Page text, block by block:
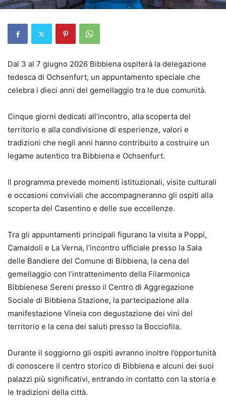
Dal 3 al 7 giugno 2026 Bibbiena ospiterà la delegazione
tedesca di Ochsenfurt, un appuntamento speciale che
celebra i dieci anni del gemellaggio tra le due comunità.
Cinque giorni dedicati all’incontro, alla scoperta del
territorio e alla condivisione di esperienze, valori e
tradizioni che negli anni hanno contribuito a costruire un
legame autentico tra Bibbiena e Ochsenfurt.
Il programma prevede momenti istituzionali, visite culturali
e occasioni conviviali che accompagneranno gli ospiti alla
scoperta del Casentino e delle sue eccellenze.
Tra gli appuntamenti principali figurano la visita a Poppi,
Camaldoli e La Verna, l’incontro ufficiale presso la Sala
delle Bandiere del Comune di Bibbiena, la cena del
gemellaggio con l’intrattenimento della Filarmonica
Bibbienese Sereni presso il Centro di Aggregazione
Sociale di Bibbiena Stazione, la partecipazione alla
manifestazione Vineia con degustazione dei vini del
territorio e la cena dei saluti presso la Bocciofila.
Durante il soggiorno gli ospiti avranno inoltre l’opportunità
di conoscere il centro storico di Bibbiena e alcuni dei suoi
palazzi più significativi, entrando in contatto con la storia e
le tradizioni della città.